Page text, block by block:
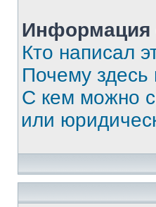
Информация
Кто написал
Почему здесь
С кем можно
или